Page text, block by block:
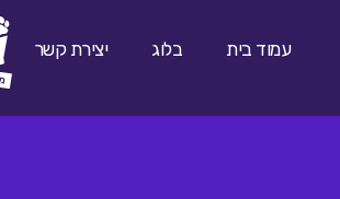
עמוד בית בלוג יצירת קשר